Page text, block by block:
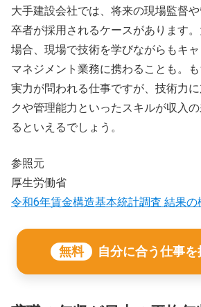
大手建設会社では、将来の現場監督
卒者が採用されるケースがあります
場合、現場で技術を学びながらもキ
マネジメント業務に携わることも。
実力が問われる仕事ですが、技術力
クや管理能力といったスキルが収入
るといえるでしょう。
参照元
厚生労働省
令和6年賃金構造基本統計調査 結果の
無料 自分に合う仕事